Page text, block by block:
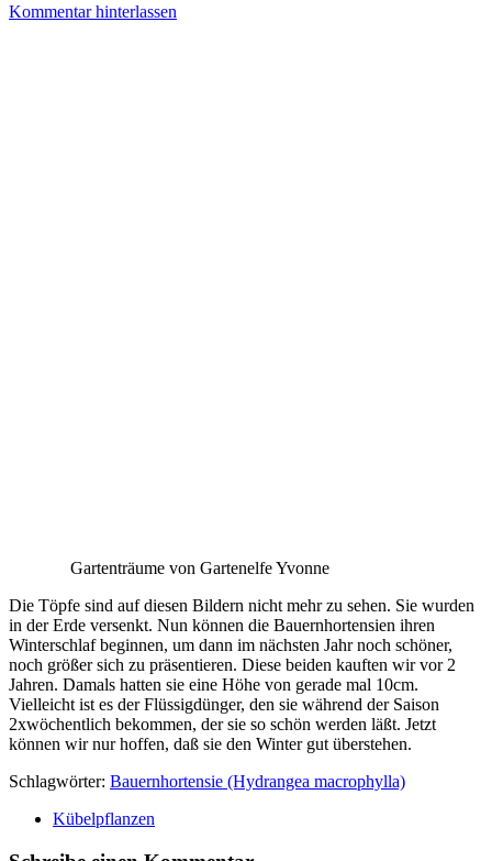
Kommentar hinterlassen
Gartenträume von Gartenelfe Yvonne
Die Töpfe sind auf diesen Bildern nicht mehr zu sehen. Sie wurden
in der Erde versenkt. Nun können die Bauernhortensien ihren
Winterschlaf beginnen, um dann im nächsten Jahr noch schöner,
noch größer sich zu präsentieren. Diese beiden kauften wir vor 2
Jahren. Damals hatten sie eine Höhe von gerade mal 10cm.
Vielleicht ist es der Flüssigdünger, den sie während der Saison
2xwöchentlich bekommen, der sie so schön werden läßt. Jetzt
können wir nur hoffen, daß sie den Winter gut überstehen.
Schlagwörter: Bauernhortensie (Hydrangea macrophylla)
Kübelpflanzen